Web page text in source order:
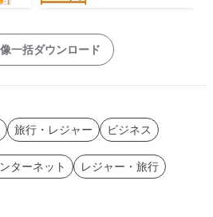
一括ダウンロード
旅行・レジャー ビジネス
ターネット
レジャー・旅行